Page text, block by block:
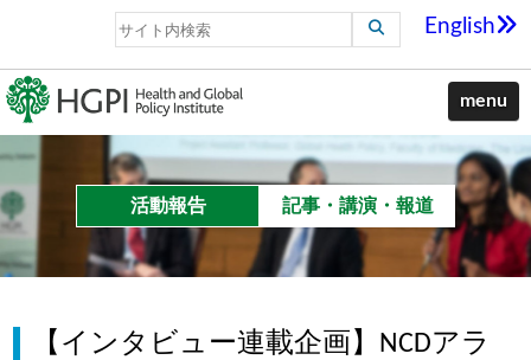
English
menu
活動報告 記事・講演・報道
【インタビュー連載企画】NCDアラ